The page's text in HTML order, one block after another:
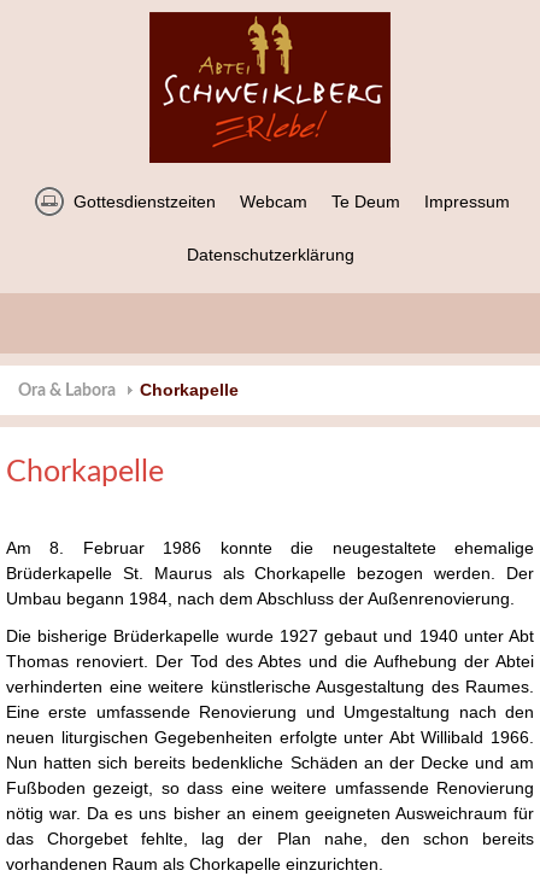
Gottesdienstzeiten Webcam Te Deum Impressum
Datenschutzerklärung
Ora & Labora Chorkapelle
Chorkapelle
Am 8. Februar 1986 konnte die neugestaltete ehemalige
Brüderkapelle St. Maurus als Chorkapelle bezogen werden. Der
Umbau begann 1984, nach dem Abschluss der Außenrenovierung.
Die bisherige Brüderkapelle wurde 1927 gebaut und 1940 unter Abt
Thomas renoviert. Der Tod des Abtes und die Aufhebung der Abtei
verhinderten eine weitere künstlerische Ausgestaltung des Raumes.
Eine erste umfassende Renovierung und Umgestaltung nach den
neuen liturgischen Gegebenheiten erfolgte unter Abt Willibald 1966.
Nun hatten sich bereits bedenkliche Schäden an der Decke und am
Fußboden gezeigt, so dass eine weitere umfassende Renovierung
nötig war. Da es uns bisher an einem geeigneten Ausweichraum für
das Chorgebet fehlte, lag der Plan nahe, den schon bereits
vorhandenen Raum als Chorkapelle einzurichten.